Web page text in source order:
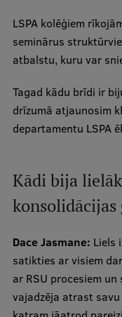
RSU zinātnes
Zinātnes ietekme
Pētniecības
Doktorantūras
Pētniecības
Zinātnieku
Zinātniskās
Inovāciju centrs
LSPA kolēģiem
seminārus
atbalstu, kuru var
Tagad kādu brīdi ir
drīzumā atjaunosim
departamentu LSPA
Kādi bija
konsolidācijas
Dace Jasmane: Liels
satikties ar visiem
ar RSU procesiem
vajadzēja atrast